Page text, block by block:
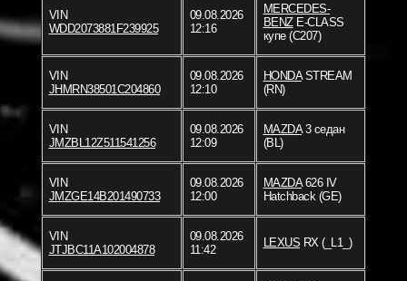
VIN
WDD2073881F239925
09.08.2026
12:16
MERCEDES-
BENZE-CLASS
купе (C207)
VIN
JHMRN38501C204860
09.08.2026
12:10
HONDASTREAM
(RN)
VIN
JMZBL12Z511541256
09.08.2026
12:09
MAZDA3 седан
(BL)
VIN
JMZGE14B201490733
09.08.2026
12:00
MAZDA626 IV
Hatchback (GE)
VIN
JTJBC11A102004878
09.08.2026
11:42
LEXUS RX (_L1_)